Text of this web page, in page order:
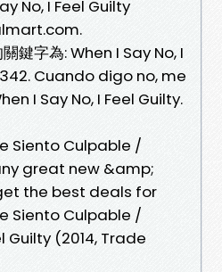
No, I Feel Guilty
鍵字為: When I Say No, I
Cuando digo no, me
I Say No, I Feel Guilty.
Siento Culpable /
great new &amp;
the best deals for
Siento Culpable /
Guilty (2014, Trade